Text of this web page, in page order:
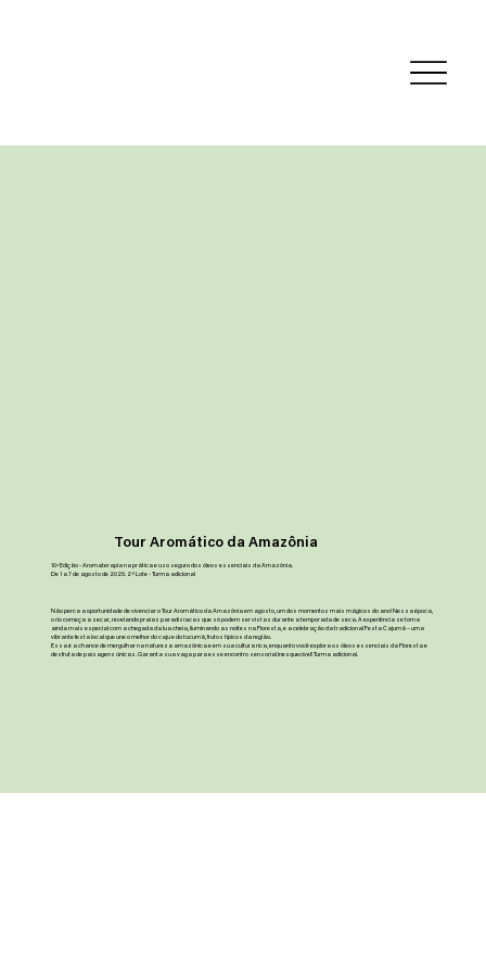
Tour Aromático da Amazônia
10ª Edição - Aromaterapia na prática e uso seguro dos óleos essenciais da Amazônia.
De 1 a 7 de agosto de 2025. 2º Lote - Turma adicional
Não perca a oportunidade de vivenciar o Tour Aromático da Amazônia em agosto, um dos momentos mais mágicos do ano! Nessa época,
o rio começa a secar, revelando praias paradisíacas que só podem ser vistas durante a temporada de seca. A experiência se torna
ainda mais especial com a chegada da lua cheia, iluminando as noites na Floresta, e a celebração da tradicional Festa Cajumã – uma
vibrante festa local que une o melhor do caju e do tucumã, frutos típicos da região.
Essa é a chance de mergulhar na natureza amazônica e em sua cultura rica, enquanto você explora os óleos essenciais da Floresta e
desfruta de paisagens únicas. Garanta sua vaga para esse encontro sensorial inesquecível! Turma adicional.